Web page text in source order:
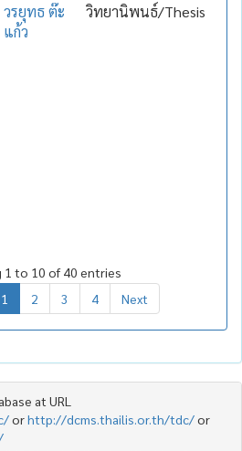
วรยุทธ ต๊ะ
แก้ว
วิทยานิพนธ์/Thesis
1 to 10 of 40 entries
1 2 3 4 Next
at URL
orhttp://dcms.thailis.or.th/tdc/or